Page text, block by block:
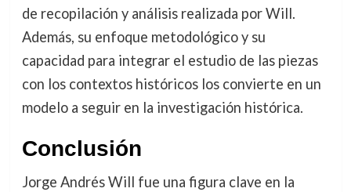
de recopilación y análisis realizada por Will.
Además, su enfoque metodológico y su
capacidad para integrar el estudio de las piezas
con los contextos históricos los convierte en un
modelo a seguir en la investigación histórica.
Conclusión
Jorge Andrés Will fue una figura clave en la